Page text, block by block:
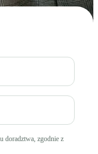
doradztwa, zgodnie z